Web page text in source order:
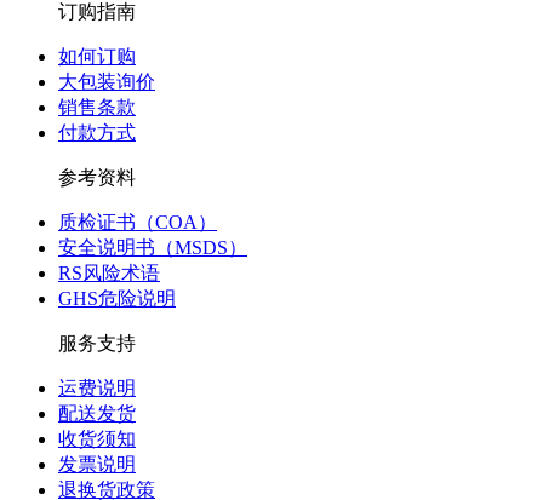
订购指南
如何订购
大包装询价
销售条款
付款方式
参考资料
质检证书（COA）
安全说明书（MSDS）
RS风险术语
GHS危险说明
服务支持
运费说明
配送发货
收货须知
发票说明
退换货政策